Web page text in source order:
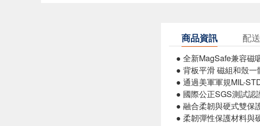
商品資訊 配
● 全新MagSafe兼容磁
● 背板平滑 磁組和殼
● 通過美軍軍規MIL-
● 國際公正SGS測試認
● 融合柔韌與硬式雙保
● 柔韌彈性保護材料與